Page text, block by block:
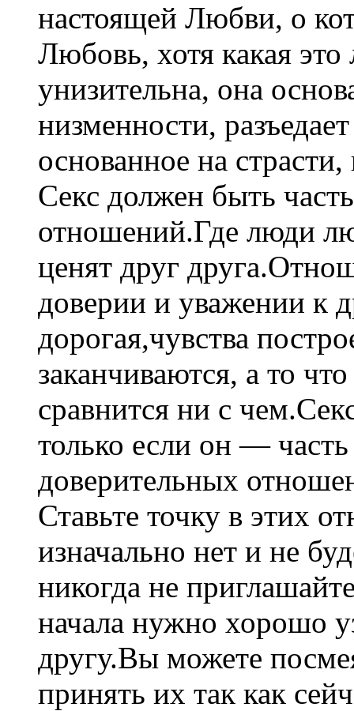
настоящей Любви, о
Любовь, хотя какая
унизительна, она
низменности,
основанное на
Секс должен быть
отношений.Где люди
ценят друг
доверии и уважении к
дорогая,чувства
заканчиваются, а то
сравнится ни с
только если он —
доверительных
Ставьте точку в этих
изначально нет и не
никогда не
начала нужно хорошо
другу.Вы можете
принять их так как